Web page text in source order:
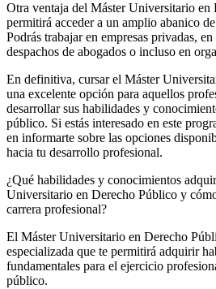
Otra ventaja del Máster Universitario en
permitirá acceder a un amplio abanico
Podrás trabajar en empresas privadas,
despachos de abogados o incluso en
En definitiva, cursar el Máster
una excelente opción para aquellos
desarrollar sus habilidades y
público. Si estás interesado en este
en informarte sobre las opciones
hacia tu desarrollo profesional.
¿Qué habilidades y conocimientos
Universitario en Derecho Público y
carrera profesional?
El Máster Universitario en Derecho
especializada que te permitirá adquirir
fundamentales para el ejercicio
público.